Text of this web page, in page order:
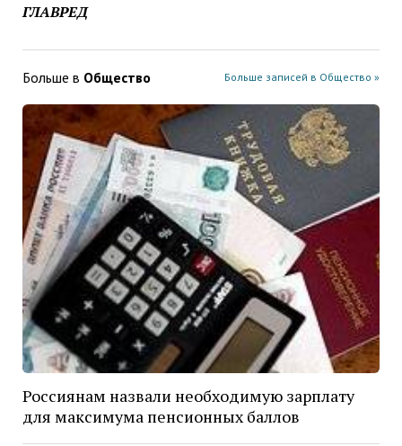
ГЛАВРЕД
Больше в Общество Больше записей в Общество »
Россиянам назвали необходимую зарплату
для максимума пенсионных баллов